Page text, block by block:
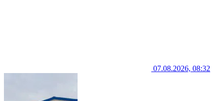
07.08.2026, 08:32